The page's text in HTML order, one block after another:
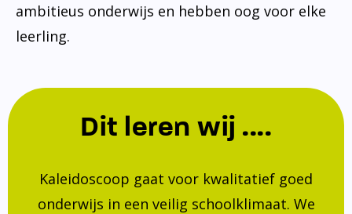
ambitieus onderwijs en hebben oog voor elke
leerling.
Dit leren wij ....
Kaleidoscoop gaat voor kwalitatief goed
onderwijs in een veilig schoolklimaat. We